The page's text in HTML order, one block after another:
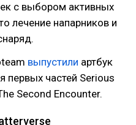
с выбором активных
лечение напарников и
выпустили артбук
первых частей Serious
Second Encounter.